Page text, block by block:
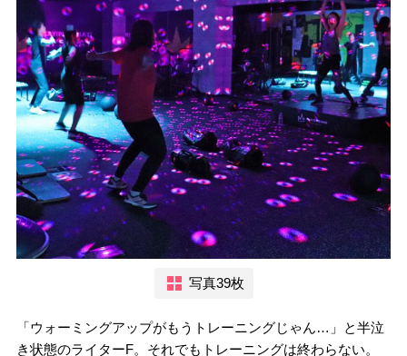
写真39枚
「ウォーミングアップがもうトレーニングじゃん…」と半泣
き状態のライターF。それでもトレーニングは終わらない。